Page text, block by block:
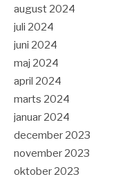
august 2024
juli 2024
juni 2024
maj 2024
april 2024
marts 2024
januar 2024
december 2023
november 2023
oktober 2023